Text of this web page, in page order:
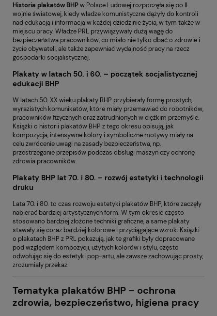
Historia plakatów BHPw Polsce Ludowej rozpoczęła się po II
wojnie światowej, kiedy władze komunistyczne dążyły do kontroli
nad edukacją i informacją w każdej dziedzinie życia, w tym także w
miejscu pracy. Władze PRL przywiązywały dużą wagę do
bezpieczeństwa pracowników, co miało nie tylko dbać o zdrowie i
życie obywateli, ale także zapewniać wydajność pracy na rzecz
gospodarki socjalistycznej.
Plakaty w latach 50. i 60. – początek socjalistycznej
edukacji BHP
W latach 50. XX wieku plakaty BHP przybierały formę prostych,
wyrazistych komunikatów, które miały przemawiać do robotników,
pracowników fizycznych oraz zatrudnionych w ciężkim przemyśle.
Książki o historii plakatów BHP z tego okresu opisują, jak
kompozycja, intensywne kolory i symboliczne motywy miały na
celu zwrócenie uwagi na zasady bezpieczeństwa, np.
przestrzeganie przepisów podczas obsługi maszyn czy ochronę
zdrowia pracowników.
Plakaty BHP lat 70. i 80. – rozwój estetyki i technologii
druku
Lata 70. i 80. to czas rozwoju estetyki plakatów BHP, które zaczęły
nabierać bardziej artystycznych form. W tym okresie często
stosowano bardziej złożone techniki graficzne, a same plakaty
stawały się coraz bardziej kolorowe i przyciągające wzrok. Książki
o plakatach BHP z PRL pokazują, jak te grafiki były dopracowane
pod względem kompozycji, użytych kolorów i stylu, często
odwołując się do estetyki pop-artu, ale zawsze zachowując prosty,
zrozumiały przekaz.
Tematyka plakatów BHP – ochrona
zdrowia, bezpieczeństwo, higiena pracy